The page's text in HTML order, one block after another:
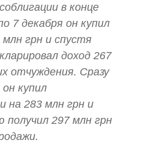
в конце
7 декабря он купил
грн и спустя
доход 267
отчуждения. Сразу
купил
на 283 млн грн и
получил 297 млн грн